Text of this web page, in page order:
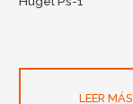
LEER MÁS